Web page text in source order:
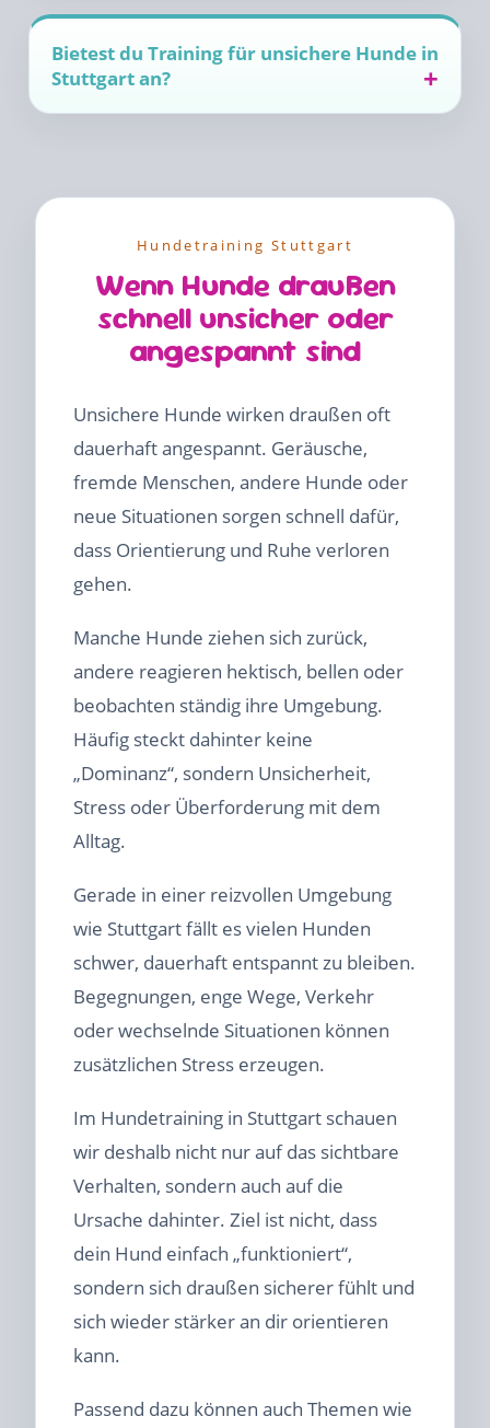
Bietest du Training für unsichere Hunde in
Stuttgart an?
Hundetraining Stuttgart
Wenn Hunde draußen
schnell unsicher oder
angespannt sind
Unsichere Hunde wirken draußen oft
dauerhaft angespannt. Geräusche,
fremde Menschen, andere Hunde oder
neue Situationen sorgen schnell dafür,
dass Orientierung und Ruhe verloren
gehen.
Manche Hunde ziehen sich zurück,
andere reagieren hektisch, bellen oder
beobachten ständig ihre Umgebung.
Häufig steckt dahinter keine
„Dominanz“, sondern Unsicherheit,
Stress oder Überforderung mit dem
Alltag.
Gerade in einer reizvollen Umgebung
wie Stuttgart fällt es vielen Hunden
schwer, dauerhaft entspannt zu bleiben.
Begegnungen, enge Wege, Verkehr
oder wechselnde Situationen können
zusätzlichen Stress erzeugen.
Im Hundetraining in Stuttgart schauen
wir deshalb nicht nur auf das sichtbare
Verhalten, sondern auch auf die
Ursache dahinter. Ziel ist nicht, dass
dein Hund einfach „funktioniert“,
sondern sich draußen sicherer fühlt und
sich wieder stärker an dir orientieren
kann.
Passend dazu können auch Themen wie